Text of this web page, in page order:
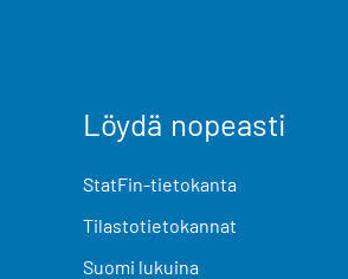
Löydä nopeasti
StatFin-tietokanta
Tilastotietokannat
Suomi lukuina